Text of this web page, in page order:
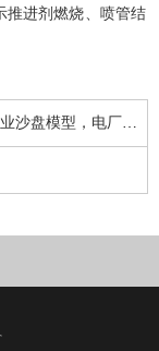
推进剂燃烧、喷管结
沙盘模型，电厂风火水力发电